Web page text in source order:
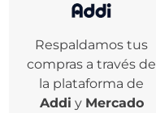
Respaldamos tus
compras a través de
la plataforma de
Addi y Mercado